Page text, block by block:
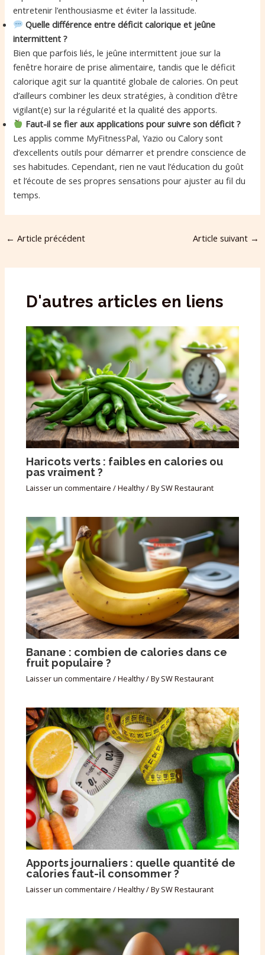
entretenir l’enthousiasme et éviter la lassitude.
Quelle différence entre déficit calorique et jeûne
intermittent ?
Bien que parfois liés, le jeûne intermittent joue sur la
fenêtre horaire de prise alimentaire, tandis que le déficit
calorique agit sur la quantité globale de calories. On peut
d’ailleurs combiner les deux stratégies, à condition d’être
vigilant(e) sur la régularité et la qualité des apports.
Faut-il se fier aux applications pour suivre son déficit ?
Les applis comme MyFitnessPal, Yazio ou Calory sont
d’excellents outils pour démarrer et prendre conscience de
ses habitudes. Cependant, rien ne vaut l’éducation du goût
et l’écoute de ses propres sensations pour ajuster au fil du
temps.
← Article précédent Article suivant →
D'autres articles en liens
Haricots verts : faibles en calories ou
pas vraiment ?
Laisser un commentaire /Healthy/ BySW Restaurant
Banane : combien de calories dans ce
fruit populaire ?
Laisser un commentaire /Healthy/ BySW Restaurant
Apports journaliers : quelle quantité de
calories faut-il consommer ?
Laisser un commentaire /Healthy/ BySW Restaurant